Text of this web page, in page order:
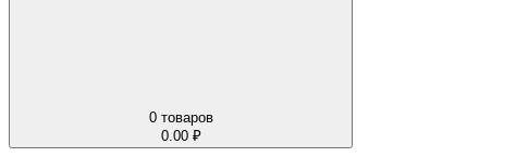
0 товаров
0.00 ₽